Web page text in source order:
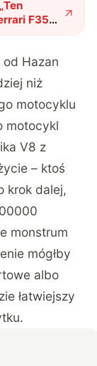
„Ten
F355
zł"?
Hazan
niż
motocyklu
motocykl
V8 z
– ktoś
krok dalej,
monstrum
mógłby
albo
łatwiejszy